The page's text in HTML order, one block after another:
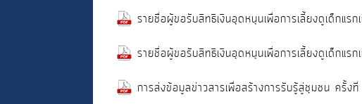
รายชื่อผู้ขอรับสิทธิเงินอุดหนุนเพื่อการเลี้ยงดูเด็กแร
รายชื่อผู้ขอรับสิทธิเงินอุดหนุนเพื่อการเลี้ยงดูเด็กแร
การส่งข้อมูลข่าวสารเพื่อสร้างการรับรู้สู่ชุมชน ค